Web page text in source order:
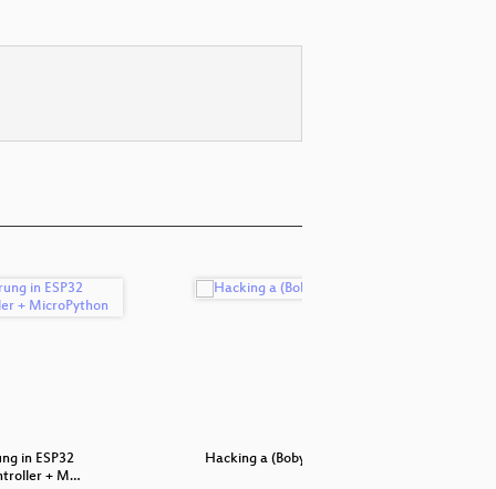
in ESP32
+ M…
Hacking a (Boby)-CAR